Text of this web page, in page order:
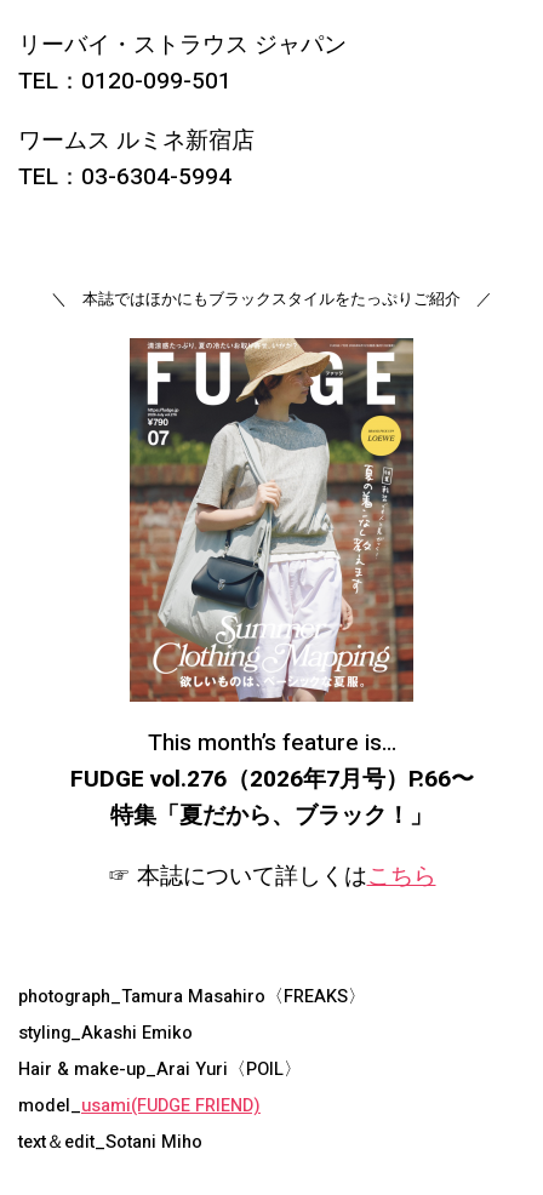
リーバイ・ストラウス ジャパン
TEL：0120-099-501
ワームス ルミネ新宿店
TEL：03-6304-5994
＼ 本誌ではほかにもブラックスタイルをたっぷりご紹介 ／
This month’s feature is…
FUDGE vol.276（2026年7月号）P.66〜
特集「夏だから、ブラック！ 」
☞ 本誌について詳しくはこちら
photograph_Tamura Masahiro〈FREAKS〉
styling_Akashi Emiko
Hair & make-up_Arai Yuri〈POIL〉
model_usami(FUDGE FRIEND)
text＆edit_Sotani Miho